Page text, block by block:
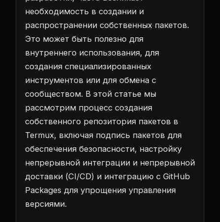
необходимость в создании и
распространении собственных пакетов.
Это может быть полезно для
внутреннего использования, для
создания специализированных
инструментов или для обмена с
сообществом. В этой статье мы
рассмотрим процесс создания
собственного репозитория пакетов в
Termux, включая подпись пакетов для
обеспечения безопасности, настройку
непрерывной интеграции и непрерывной
доставки (CI/CD) и интеграцию с GitHub
Packages для упрощения управления
версиями.